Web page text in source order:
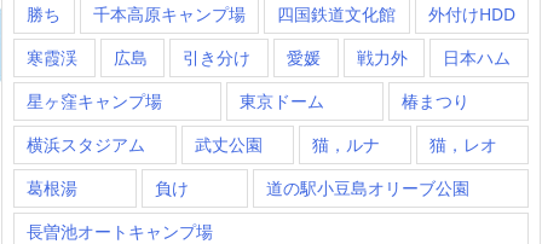
勝ち
千本高原キャンプ場 四国鉄道文化館
外付けHDD
寒霞渓
広島 引き分け 愛媛 戦力外
日本ハム
星ヶ窪キャンプ場
東京ドーム
椿まつり
横浜スタジアム
武丈公園 猫，ルナ
猫，レオ
葛根湯
負け
道の駅小豆島オリーブ公園
長曽池オートキャンプ場